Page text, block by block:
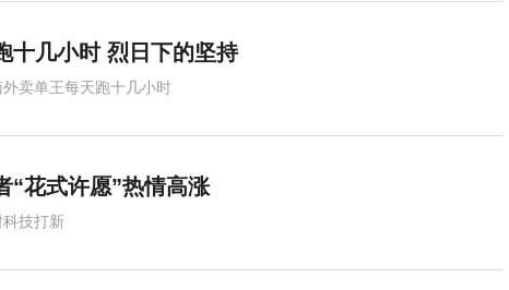
十几小时 烈日下的坚持
外卖单王每天跑十几小时
“花式许愿”热情高涨
科技打新